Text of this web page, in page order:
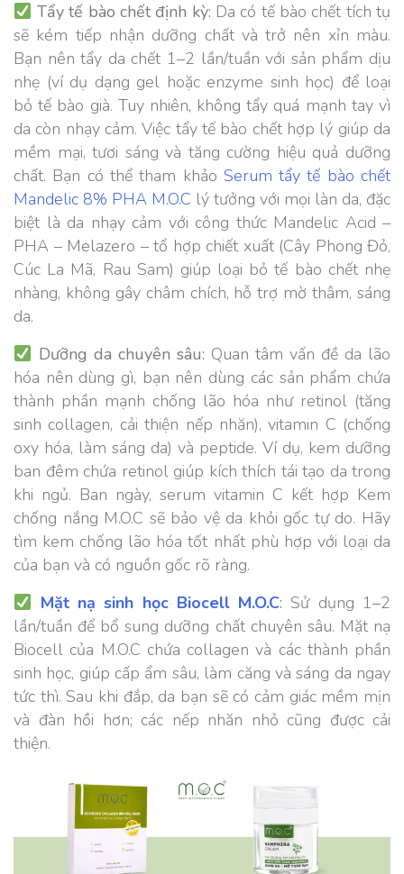
Tẩy tế bào chết định kỳ: Da có tế bào chết tích tụ
sẽ kém tiếp nhận dưỡng chất và trở nên xỉn màu.
Bạn nên tẩy da chết 1–2 lần/tuần với sản phẩm dịu
nhẹ (ví dụ dạng gel hoặc enzyme sinh học) để loại
bỏ tế bào già. Tuy nhiên, không tẩy quá mạnh tay vì
da còn nhạy cảm. Việc tẩy tế bào chết hợp lý giúp da
mềm mại, tươi sáng và tăng cường hiệu quả dưỡng
chất. Bạn có thể tham khảo Serum tẩy tế bào chết
Mandelic 8% PHA M.O.C lý tưởng với mọi làn da, đặc
biệt là da nhạy cảm với công thức Mandelic Acid –
PHA – Melazero – tổ hợp chiết xuất (Cây Phong Đỏ,
Cúc La Mã, Rau Sam) giúp loại bỏ tế bào chết nhẹ
nhàng, không gây châm chích, hỗ trợ mờ thâm, sáng
da.
Dưỡng da chuyên sâu: Quan tâm vấn đề da lão
hóa nên dùng gì, bạn nên dùng các sản phẩm chứa
thành phần mạnh chống lão hóa như retinol (tăng
sinh collagen, cải thiện nếp nhăn), vitamin C (chống
oxy hóa, làm sáng da) và peptide. Ví dụ, kem dưỡng
ban đêm chứa retinol giúp kích thích tái tạo da trong
khi ngủ. Ban ngày, serum vitamin C kết hợp Kem
chống nắng M.O.C sẽ bảo vệ da khỏi gốc tự do. Hãy
tìm kem chống lão hóa tốt nhất phù hợp với loại da
của bạn và có nguồn gốc rõ ràng.
Mặt nạ sinh học Biocell M.O.C: Sử dụng 1–2
lần/tuần để bổ sung dưỡng chất chuyên sâu. Mặt nạ
Biocell của M.O.C chứa collagen và các thành phần
sinh học, giúp cấp ẩm sâu, làm căng và sáng da ngay
tức thì. Sau khi đắp, da bạn sẽ có cảm giác mềm mịn
và đàn hồi hơn; các nếp nhăn nhỏ cũng được cải
thiện.